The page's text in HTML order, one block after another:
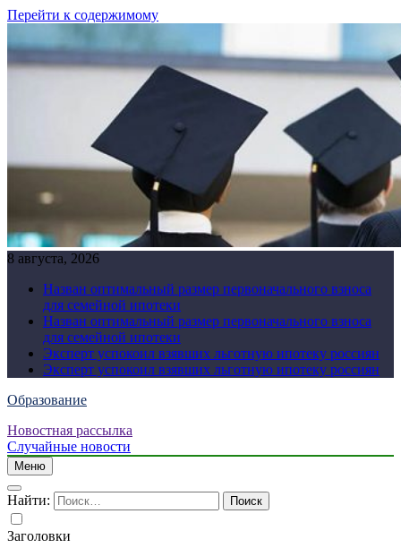
Перейти к содержимому
8 августа, 2026
Назван оптимальный размер первоначального взноса
для семейной ипотеки
Назван оптимальный размер первоначального взноса
для семейной ипотеки
Эксперт успокоил взявших льготную ипотеку россиян
Эксперт успокоил взявших льготную ипотеку россиян
Образование
Новостная рассылка
Случайные новости
Меню
Найти:
Заголовки